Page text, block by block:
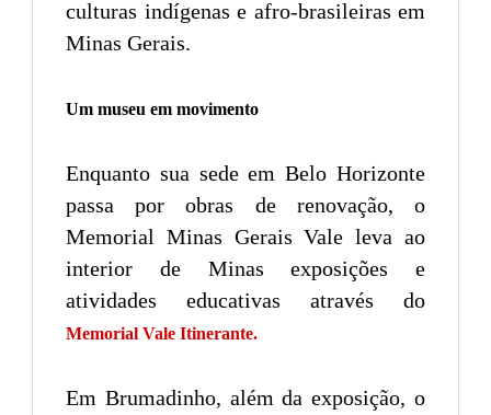
culturas indígenas e afro-brasileiras em
Minas Gerais.
Um museu em movimento
Enquanto sua sede em Belo Horizonte
passa por obras de renovação, o
Memorial Minas Gerais Vale leva ao
interior de Minas exposições e
atividades educativas através do
Memorial Vale Itinerante.
Em Brumadinho, além da exposição, o